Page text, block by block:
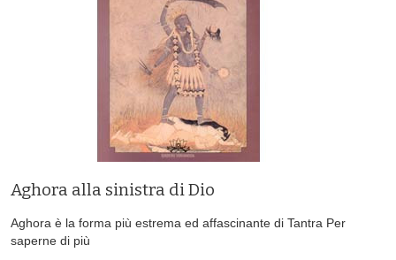
Aghora alla sinistra di Dio
Aghora è la forma più estrema ed affascinante di Tantra Per
saperne di più